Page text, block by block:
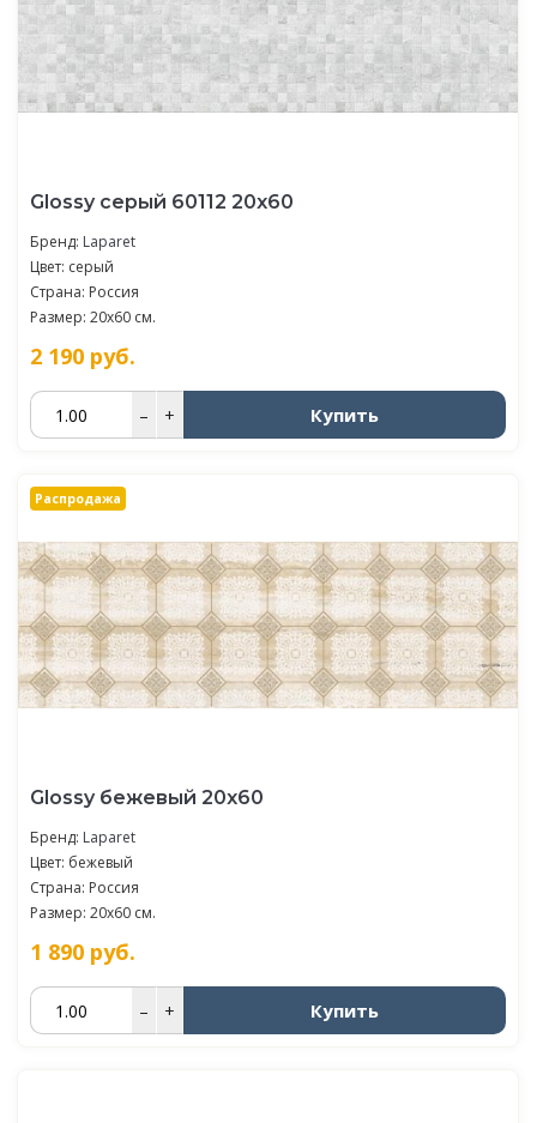
Glossy серый 60112 20х60
Бренд: Laparet
Цвет: серый
Страна: Россия
Размер: 20x60 см.
2 190 руб.
– + Купить
Распродажа
Glossy бежевый 20х60
Бренд: Laparet
Цвет: бежевый
Страна: Россия
Размер: 20x60 см.
1 890 руб.
– + Купить